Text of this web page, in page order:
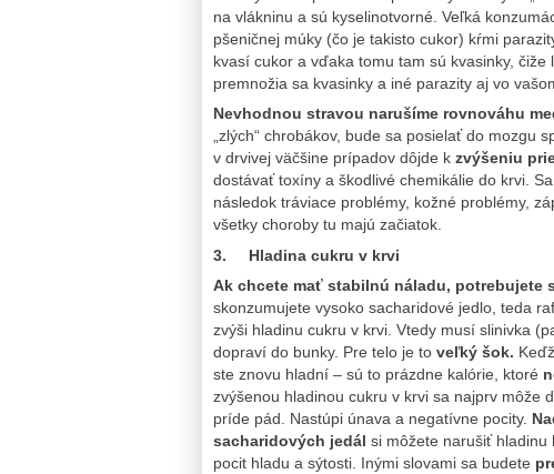
na vlákninu a sú kyselinotvorné. Veľká
pšeničnej múky (čo je takisto cukor) kŕmi
kvasí cukor a vďaka tomu tam sú kvasinky,
premnožia sa kvasinky a iné parazity aj vo
Nevhodnou stravou narušíme rovnováhu
„zlých“ chrobákov, bude sa posielať do mozgu
v drvivej väčšine prípadov dôjde k zvýšeniu
dostávať toxíny a škodlivé chemikálie do krvi.
následok tráviace problémy, kožné problémy,
všetky choroby tu majú začiatok.
3. Hladina cukru v krvi
Ak chcete mať stabilnú náladu,
skonzumujete vysoko sacharidové jedlo, teda
zvýši hladinu cukru v krvi. Vtedy musí slinivka
dopraví do bunky. Pre telo je to veľký šok.
ste znovu hladní – sú to prázdne kalórie, ktoré
zvýšenou hladinou cukru v krvi sa najprv môže
príde pád. Nastúpi únava a negatívne pocity.
sacharidových jedál si môžete narušiť
pocit hladu a sýtosti. Inými slovami sa budete